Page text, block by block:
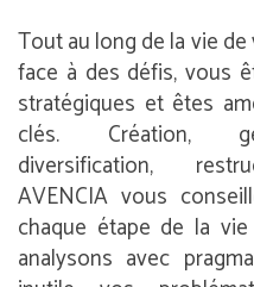
Tout au long de la vie
face à des défis, vous
stratégiques et êtes
clés. Création,
diversification,
AVENCIA vous
chaque étape de la
analysons avec